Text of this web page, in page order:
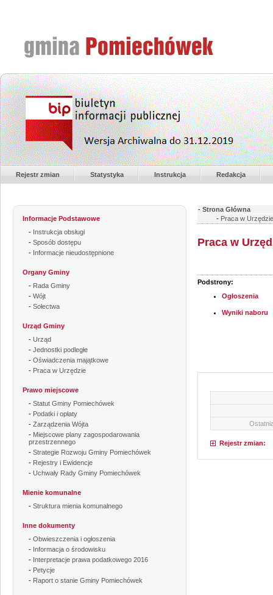
Rejestr zmian Statystyka Instrukcja Redakcja
Informacje Podstawowe
- Instrukcja obsługi
- Sposób dostępu
- Informacje nieudostępnione
Organy Gminy
- Rada Gminy
- Wójt
- Sołectwa
Urząd Gminy
- Urząd
- Jednostki podległe
- Oświadczenia majątkowe
- Praca w Urzędzie
Prawo miejscowe
- Statut Gminy Pomiechówek
- Podatki i opłaty
- Zarządzenia Wójta
- Miejscowe plany zagospodarowania
przestrzennego
- Strategie Rozwoju Gminy Pomiechówek
- Rejestry i Ewidencje
- Uchwały Rady Gminy Pomiechówek
Mienie komunalne
- Struktura mienia komunalnego
Inne dokumenty
- Obwieszczenia i ogłoszenia
- Informacja o środowisku
- Interpretacje prawa podatkowego 2016
- Petycje
- Raport o stanie Gminy Pomiechówek
- Strona Główna
- Praca w Urzędzie
Praca w
Podstrony:
Ogłoszenia
Wyniki naboru
Rejestr zmian: